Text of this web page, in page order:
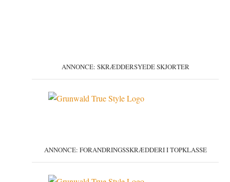
ANNONCE: SKRÆDDERSYEDE SKJORTER
ANNONCE: FORANDRINGSSKRÆDDERI I TOPKLASSE